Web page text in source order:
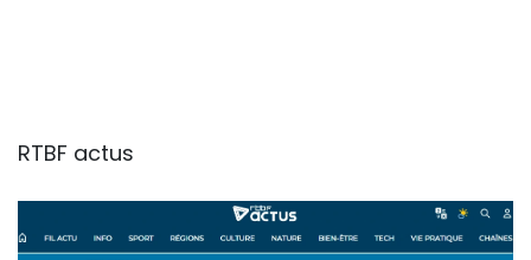
RTBF actus